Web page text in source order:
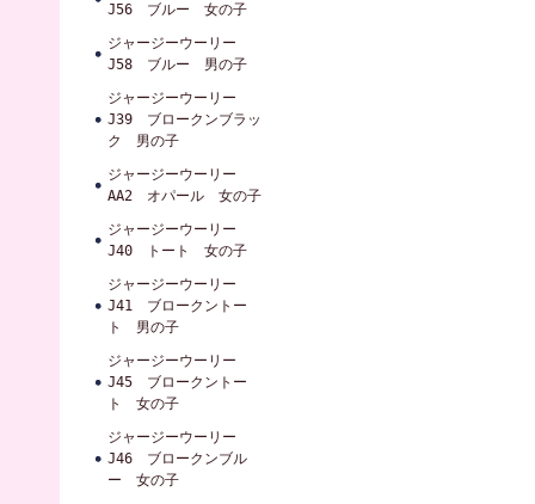
J56 ブルー 女の子
ジャージーウーリー
J58 ブルー 男の子
ジャージーウーリー
J39 ブロークンブラッ
ク 男の子
ジャージーウーリー
AA2 オパール 女の子
ジャージーウーリー
J40 トート 女の子
ジャージーウーリー
J41 ブロークントー
ト 男の子
ジャージーウーリー
J45 ブロークントー
ト 女の子
ジャージーウーリー
J46 ブロークンブル
ー 女の子